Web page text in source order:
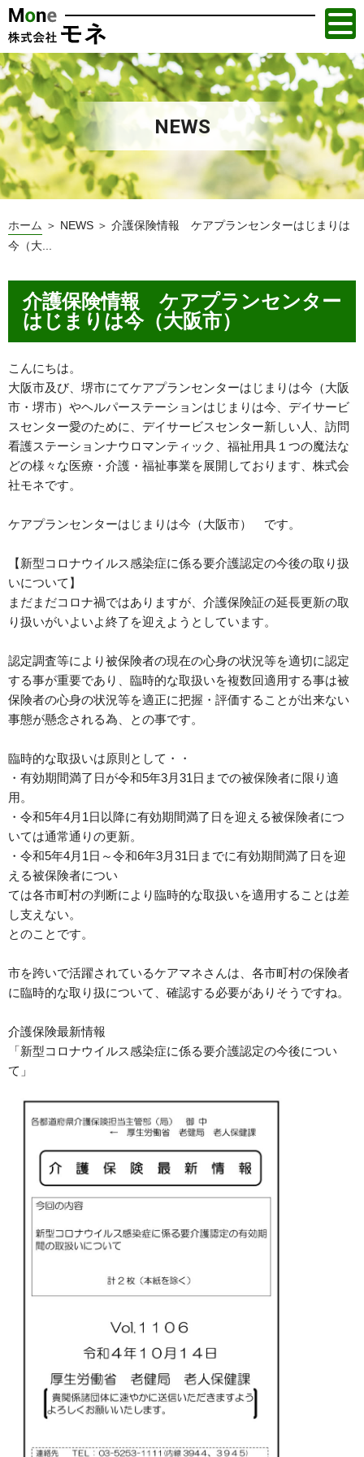
NEWS
ホーム ＞ NEWS ＞ 介護保険情報 ケアプランセンターはじまりは
今（大...
介護保険情報 ケアプランセンター
はじまりは今（大阪市）
こんにちは。
大阪市及び、堺市にてケアプランセンターはじまりは今（大阪
市・堺市）やヘルパーステーションはじまりは今、デイサービ
スセンター愛のために、デイサービスセンター新しい人、訪問
看護ステーションナウロマンティック、福祉用具１つの魔法な
どの様々な医療・介護・福祉事業を展開しております、株式会
社モネです。
ケアプランセンターはじまりは今（大阪市） です。
【新型コロナウイルス感染症に係る要介護認定の今後の取り扱
いについて】
まだまだコロナ禍ではありますが、介護保険証の延長更新の取
り扱いがいよいよ終了を迎えようとしています。
認定調査等により被保険者の現在の心身の状況等を適切に認定
する事が重要であり、臨時的な取扱いを複数回適用する事は被
保険者の心身の状況等を適正に把握・評価することが出来ない
事態が懸念される為、との事です。
臨時的な取扱いは原則として・・
・有効期間満了日が令和5年3月31日までの被保険者に限り適
用。
・令和5年4月 1日以降に有効期間満了日を迎える被保険者につ
いては通常通りの更新。
・令和5年4月 1日～令和6年3月31日までに有効期間満了日を迎
える被保険者につい
ては各市町村の判断により臨時的な取扱いを適用することは差
し支えない。
とのことです。
市を跨いで活躍されているケアマネさんは、各市町村の保険者
に臨時的な取り扱について、確認する必要がありそうですね。
介護保険最新情報
「新型コロナウイルス感染症に係る要介護認定の今後につい
て」